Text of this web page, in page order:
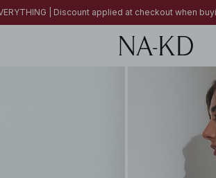
| Discount applied at checkout when